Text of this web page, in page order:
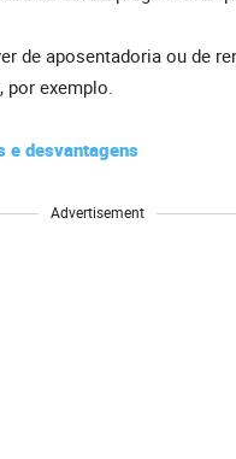
de aposentadoria ou de
por exemplo.
e desvantagens
Advertisement